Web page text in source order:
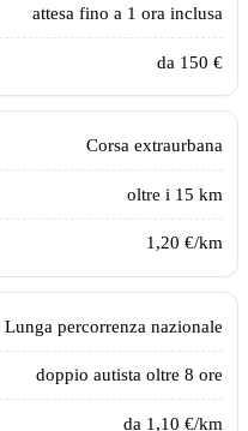
attesa fino a 1 ora inclusa
da 150 €
Corsa extraurbana
oltre i 15 km
1,20 €/km
Lunga percorrenza nazionale
doppio autista oltre 8 ore
da 1,10 €/km